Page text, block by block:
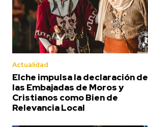
Actualidad
Elche impulsa la declaración de
las Embajadas de Moros y
Cristianos como Bien de
Relevancia Local